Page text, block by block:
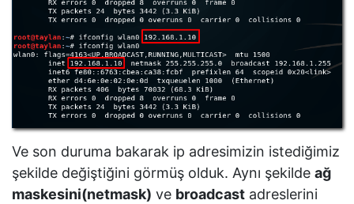
Ve son duruma bakarak ip adresimizin istediğimiz
şekilde değiştiğini görmüş olduk. Aynı şekilde ağ
maskesini(netmask) ve broadcast adreslerini